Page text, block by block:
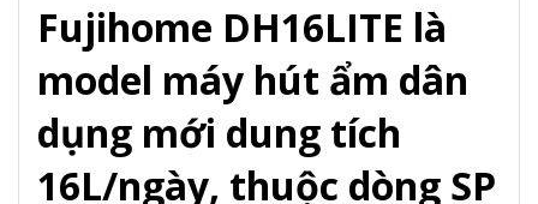
Fujihome DH16LITE là
model máy hút ẩm dân
dụng mới dung tích
16L/ngày, thuộc dòng SP